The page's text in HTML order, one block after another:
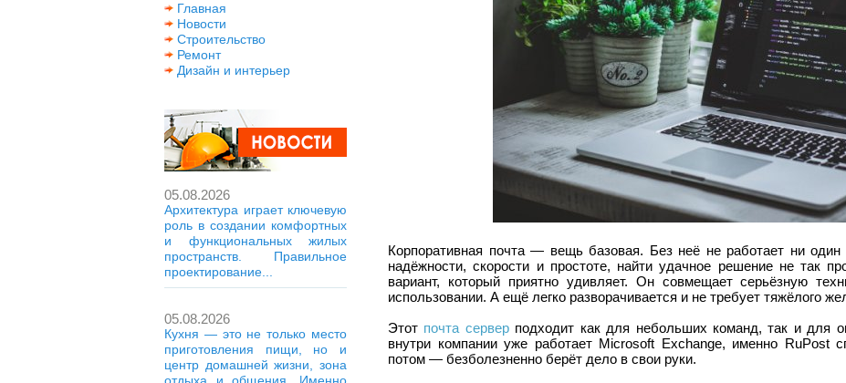
Главная
Новости
Строительство
Ремонт
Дизайн и интерьер
05.08.2026
Архитектура играет ключевую
роль в создании комфортных
и функциональных жилых
пространств. Правильное
проектирование...
05.08.2026
Кухня — это не только место
приготовления пищи, но и
центр домашней жизни, зона
Корпоративная почта — вещь базовая. Без неё не работает ни
надёжности, скорости и простоте, найти удачное решение не так
вариант, который приятно удивляет. Он совмещает серьёзную
использовании. А ещё легко разворачивается и не требует тяжёлого
Этот почта серверподходит как для небольших команд, так и для
внутри компании уже работает Microsoft Exchange, именно RuPost
потом — безболезненно берёт дело в свои руки.